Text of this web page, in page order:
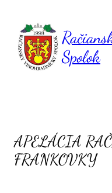
obsah
Spolok
APELÁCIA
FRANKOVKY